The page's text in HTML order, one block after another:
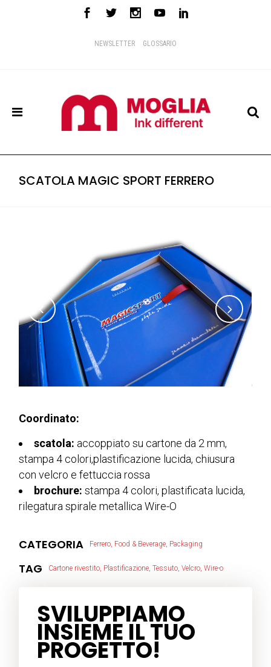
NEWSLETTER GLOSSARIO
SCATOLA MAGIC SPORT FERRERO
Coordinato:
scatola: accoppiato su cartone da 2 mm,
stampa 4 colori,plastificazione lucida, chiusura
con velcro e fettuccia rossa
brochure: stampa 4 colori, plastificata lucida,
rilegatura spirale metallica Wire-O
CATEGORIA Ferrero, Food & Beverage, Packaging
TAG Cartone rivestito, Plastificazione, Tessuto, Velcro, Wire-o
SVILUPPIAMO
INSIEME IL TUO
PROGETTO!